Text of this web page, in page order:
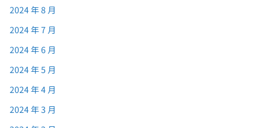
2024 年 8 月
2024 年 7 月
2024 年 6 月
2024 年 5 月
2024 年 4 月
2024 年 3 月